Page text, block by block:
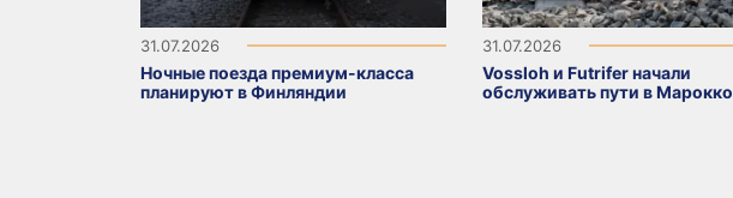
31.07.2026
Ночные поезда премиум-класса
планируют в Финляндии
31.07.2026
Vossloh и Futrifer начали
обслуживать пути в Марокко